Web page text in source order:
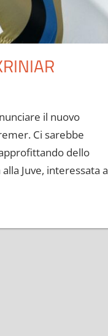
il nuovo
Ci sarebbe
dello
Juve, interessata a